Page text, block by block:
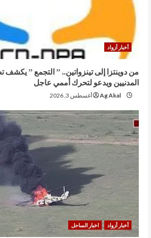
أخبار أزواد
من دوينتزا إلى تينزواتين.. ” التجمع ” يكشف
المدنيين ويدعو لتحرك أممي عاجل
Ag Akal أغسطس 3, 2026
أخبار أزواد اخبار الساحل